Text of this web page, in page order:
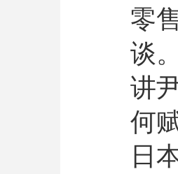
零
谈
讲
何
日